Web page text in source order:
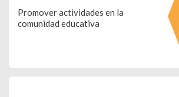
Promover actividades en la
comunidad educativa